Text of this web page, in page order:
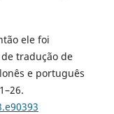
ele foi
tradução de
e português